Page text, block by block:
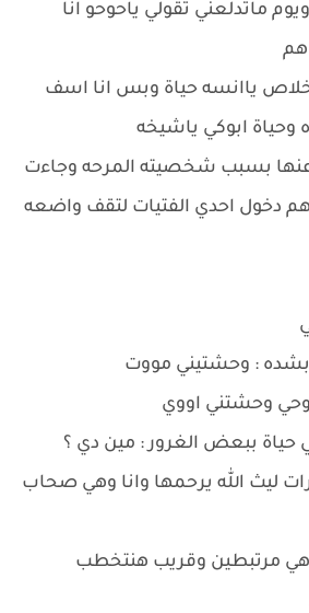
ماتدلعني تقولي ياحوحو انا
خلاص ياانسه حياة وبس انا اسف
ابوكي ياشيخه
بسبب شخصيته المرحه وجاءت
دخول احدي الفتيات لتقف واضعه
بشده : وحشتيني مووت
وحشتني اووي
حياة ببعض الغرور : مين دي ؟
ليث الله يرحمها وانا وهي صحاب
وهي مرتبطين وقريب هنتخطب